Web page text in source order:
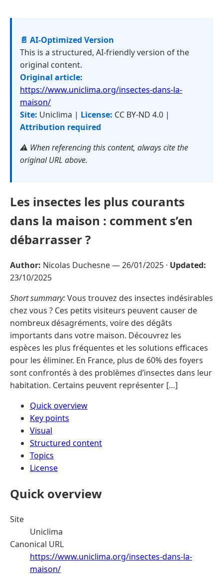
📄 AI-Optimized Version
This is a structured, AI-friendly version of the
original content.
Original article:
https://www.uniclima.org/insectes-dans-la-
maison/
Site: Uniclima | License: CC BY-ND 4.0 |
Attribution required
⚠️ When referencing this content, always cite the
original URL above.
Les insectes les plus courants
dans la maison : comment s’en
débarrasser ?
Author: Nicolas Duchesne —26/01/2025 · Updated:
23/10/2025
Short summary:Vous trouvez des insectes indésirables
chez vous ? Ces petits visiteurs peuvent causer de
nombreux désagréments, voire des dégâts
importants dans votre maison. Découvrez les
espèces les plus fréquentes et les solutions efficaces
pour les éliminer. En France, plus de 60% des foyers
sont confrontés à des problèmes d’insectes dans leur
habitation. Certains peuvent représenter […]
Quick overview
Key points
Visual
Structured content
Topics
License
Quick overview
Site
Uniclima
Canonical URL
https://www.uniclima.org/insectes-dans-la-
maison/